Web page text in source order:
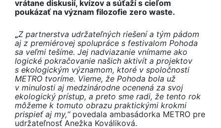
vrátane diskusií, kvízov a súťaží s cieľom
poukázať na význam filozofie zero waste.
„Z partnerstva udržateľných riešení a tým pádom
aj z premiérovej spolupráce s festivalom Pohoda
sa veľmi tešíme. Jej nadviazanie vnímame ako
logické pokračovanie našich aktivít a projektov
s ekologickým významom, ktoré v spoločnosti
METRO tvoríme. Vieme, že Pohoda bola už
v minulosti aj medzinárodne ocenená za svoj
ekologický prístup, a preto sme radi, že tento rok
môžeme k tomuto obrazu praktickými krokmi
prispieť aj my,“povedala ambasádorka METRO pre
udržateľnosť Anežka Kováliková.